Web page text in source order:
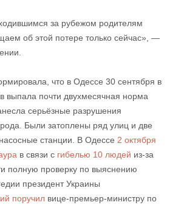
за рубежом родителям
об этой потере только сейчас», —
что в Одессе 30 сентября в
выпала почти двухмесячная норма
серьёзные разрушения
Были затоплены ряд улиц и две
станции. В Одессе 2 октября
в связи с гибелью 10 людей из-за
полную проверку по выяснению
президент Украины
поручилвице-премьер-министру по